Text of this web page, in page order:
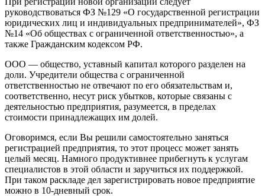
руководствоваться ФЗ №129 «О государственной регистрации
юридических лиц и индивидуальных предпринимателей», ФЗ
№14 «Об обществах с ограниченной ответственностью», а
также Гражданским кодексом РФ.
ООО — общество, уставный капитал которого разделен на
доли. Учредители общества с ограниченной
ответственностью не отвечают по его обязательствам и,
соответственно, несут риск убытков, которые связаны с
деятельностью предприятия, разумеется, в пределах
стоимости принадлежащих им долей.
Оговоримся, если Вы решили самостоятельно заняться
регистрацией предприятия, то этот процесс может занять
целый месяц. Намного продуктивнее прибегнуть к услугам
специалистов в этой области и заручиться их поддержкой.
При таком раскладе дел зарегистрировать новое предприятие
можно в 10-дневный срок.